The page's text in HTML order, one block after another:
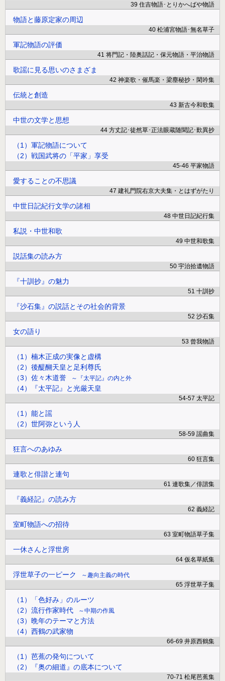
39 住吉物語･とりかへばや物語
物語と藤原定家の周辺
40 松浦宮物語･無名草子
軍記物語の評価
41 将門記・陸奥話記・保元物語・平治物語
歌謡に見る思いのさまざま
42 神楽歌・催馬楽・梁塵秘抄・閑吟集
伝統と創造
43 新古今和歌集
中世の文学と思想
44 方丈記･徒然草･正法眼蔵随聞記･歎異抄
（1）軍記物語について
（2）戦国武将の「平家」享受
45-46 平家物語
愛することの不思議
47 建礼門院右京大夫集・とはずがたり
中世日記紀行文学の諸相
48 中世日記紀行集
私説・中世和歌
49 中世和歌集
説話集の読み方
50 宇治拾遺物語
『十訓抄』の魅力
51 十訓抄
『沙石集』の説話とその社会的背景
52 沙石集
女の語り
53 曾我物語
（1）楠木正成の実像と虚構
（2）後醍醐天皇と足利尊氏
（3）佐々木道誉
『太平記』の内と外
（4）『太平記』と光厳天皇
54-57 太平記
（1）能と謡
（2）世阿弥という人
58-59 謡曲集
狂言へのあゆみ
60 狂言集
連歌と俳諧と連句
61 連歌集／俳諧集
『義経記』の読み方
62 義経記
室町物語への招待
63 室町物語草子集
一休さんと浮世房
64 仮名草紙集
浮世草子の一ピーク
趣向主義の時代
65 浮世草子集
（1）「色好み」のルーツ
（2）流行作家時代
中期の作風
（3）晩年のテーマと方法
（4）西鶴の武家物
66-69 井原西鶴集
（1）芭蕉の発句について
（2）『奥の細道』の底本について
70-71 松尾芭蕉集